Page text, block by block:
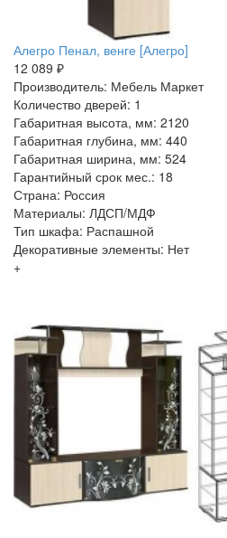
Алегро Пенал, венге [Алегро]
12 089 ₽
Производитель: Мебель Маркет
Количество дверей: 1
Габаритная высота, мм: 2120
Габаритная глубина, мм: 440
Габаритная ширина, мм: 524
Гарантийный срок мес.: 18
Страна: Россия
Материалы: ЛДСП/МДФ
Тип шкафа: Распашной
Декоративные элементы: Нет
+